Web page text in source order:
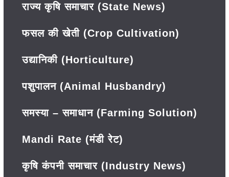
राज्य कृषि समाचार (State News)
फसल की खेती (Crop Cultivation)
उद्यानिकी (Horticulture)
पशुपालन (Animal Husbandry)
समस्या – समाधान (Farming Solution)
Mandi Rate (मंडी रेट)
कृषि कंपनी समाचार (Industry News)